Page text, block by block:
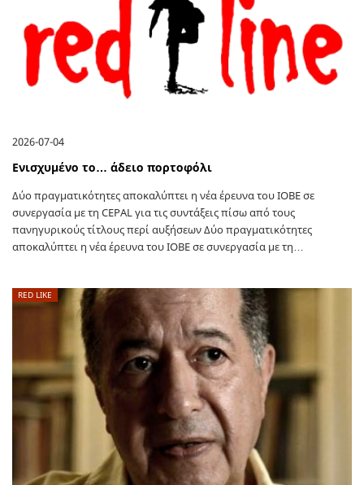
2026-07-04
Ενισχυμένο το… άδειο πορτοφόλι
Δύο πραγματικότητες αποκαλύπτει η νέα έρευνα του ΙΟΒΕ σε
συνεργασία με τη CEPAL για τις συντάξεις πίσω από τους
πανηγυρικούς τίτλους περί αυξήσεων Δύο πραγματικότητες
αποκαλύπτει η νέα έρευνα του ΙΟΒΕ σε συνεργασία με τη…
RED LIKE